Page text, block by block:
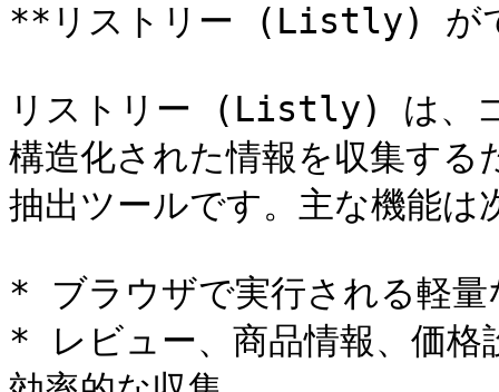
**リストリー (Listly) が
リストリー (Listly) は、コ
構造化された情報を収集す
抽出ツールです。主な機能は
* ブラウザで実行される軽量
* レビュー、商品情報、価格